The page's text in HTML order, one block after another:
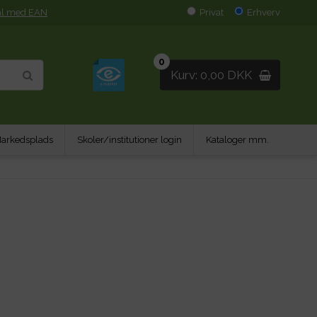
med EAN
0
Kurv: 0,00 DKK
Privat Erhverv
Skoler/institutioner login Kataloger mm.